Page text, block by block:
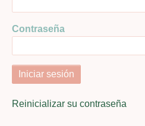
Contraseña
Reinicializar su contraseña